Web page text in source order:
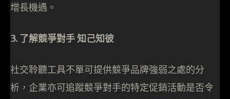
增長機遇。
3. 了解競爭對手 知己知彼
社交聆聽工具不單可提供競爭品牌強弱之處的分
析，企業亦可追蹤競爭對手的特定促銷活動是否令